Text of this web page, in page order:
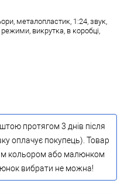
металопластик, 1:24, звук,
режими, викрутка, в коробці,
протягом 3 днів після
оплачує покупець). Товар
кольором або малюнком
вибрати не можна!